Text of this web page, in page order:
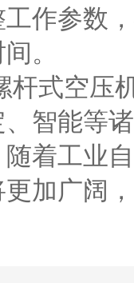
作参数
。
式空压
智能等
着工业
加广阔